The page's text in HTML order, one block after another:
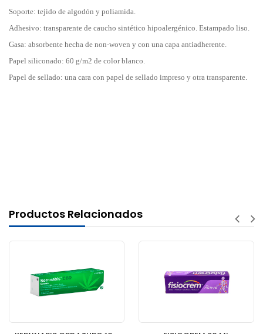
Soporte: tejido de algodón y poliamida.
Adhesivo: transparente de caucho sintético hipoalergénico. Estampado liso.
Gasa: absorbente hecha de non-woven y con una capa antiadherente.
Papel siliconado: 60 g/m2 de color blanco.
Papel de sellado: una cara con papel de sellado impreso y otra transparente.
Productos Relacionados